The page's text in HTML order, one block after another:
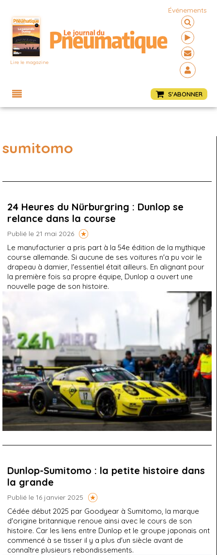
Lire le magazine
Événements
S'ABONNER
sumitomo
24 Heures du Nürburgring : Dunlop se
relance dans la course
Publié le 21 mai 2026
Le manufacturier a pris part à la 54e édition de la mythique
course allemande. Si aucune de ses voitures n'a pu voir le
drapeau à damier, l'essentiel était ailleurs. En alignant pour
la première fois sa propre équipe, Dunlop a ouvert une
nouvelle page de son histoire.
Dunlop-Sumitomo : la petite histoire dans
la grande
Publié le 16 janvier 2025
Cédée début 2025 par Goodyear à Sumitomo, la marque
d'origine britannique renoue ainsi avec le cours de son
histoire. Car les liens entre Dunlop et le groupe japonais ont
commencé à se tisser il y a plus d'un siècle avant de
connaître plusieurs rebondissements.